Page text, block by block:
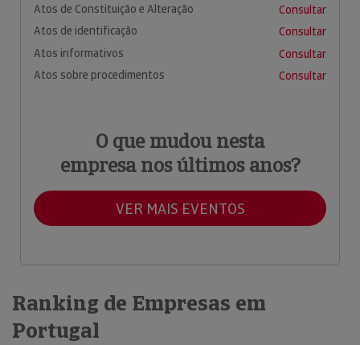
Atos de Constituição e Alteração
Consultar
Atos de identificação
Consultar
Atos informativos
Consultar
Atos sobre procedimentos
Consultar
O que mudou nesta
empresa nos últimos anos?
VER MAIS EVENTOS
Ranking de Empresas em
Portugal